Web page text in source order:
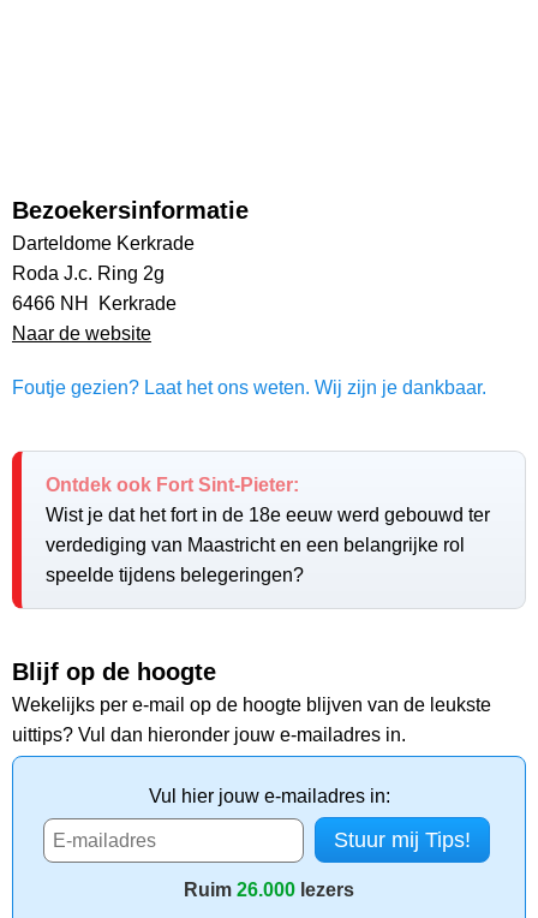
Bezoekersinformatie
Darteldome Kerkrade
Roda J.c. Ring 2g
6466 NH Kerkrade
Naar de website
Foutje gezien? Laat het ons weten. Wij zijn je dankbaar.
Ontdek ook Fort Sint-Pieter:
Wist je dat het fort in de 18e eeuw werd gebouwd ter
verdediging van Maastricht en een belangrijke rol
speelde tijdens belegeringen?
Blijf op de hoogte
Wekelijks per e-mail op de hoogte blijven van de leukste
uittips? Vul dan hieronder jouw e-mailadres in.
Vul hier jouw e-mailadres in:
Ruim 26.000 lezers